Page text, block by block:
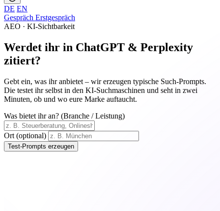
DE EN
Gespräch Erstgespräch
AEO · KI-Sichtbarkeit
Werdet ihr in ChatGPT & Perplexity
zitiert?
Gebt ein, was ihr anbietet – wir erzeugen typische Such-Prompts.
Die testet ihr selbst in den KI-Suchmaschinen und seht in zwei
Minuten, ob und wo eure Marke auftaucht.
Was bietet ihr an? (Branche / Leistung)
Ort (optional)
Test-Prompts erzeugen